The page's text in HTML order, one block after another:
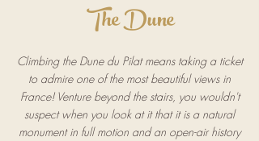
The Dune
Climbing the Dune du Pilat means taking a ticket
to admire one of the most beautiful views in
France! Venture beyond the stairs, you wouldn't
suspect when you look at it that it is a natural
monument in full motion and an open-air history